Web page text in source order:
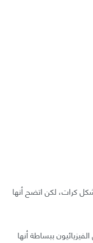
كرات، لكن اتضح أنها
في 1911، افترض الفيزيائيون ببساطة أنها